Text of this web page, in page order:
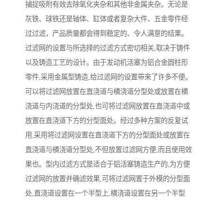
捕捉吸附有效去除氧化夹杂和其他非金属夹杂。无论是
灰铁、球铁还是轴体、缸体或者复杂大件、五金零件经
过过滤，产品质量都会得到稳定的、令人满意的结果。
过滤网的设置与所选择的过滤方式密切相关,取决于铸件
以及铸造工艺的设计。由于发动机活塞为铝合金圆柱形
零件,采用金属型铸造,给过滤网的设置带来了许多不便。
可以将过滤网放置在直浇道与横浇道分型处或放置在横
浇道与内浇道的分型处,也可将过滤网放置在直浇道中或
放置在直浇道下方的分型面处。经过多种方案的反复试
用,采用将过滤网设置在直浇道下方的分型面处或放置在
直浇道与横浇道分型处,不但放置过滤网方便,而且使用效
果也。型内过滤方式是适合于铝活塞铸造生产的,为方便
过滤网的放置并确滤效果,可将过滤网置于外模的分型面
处,直浇道设置在一个半型上,横浇道设置在另一个半型